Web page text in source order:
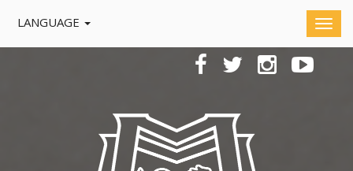
LANGUAGE